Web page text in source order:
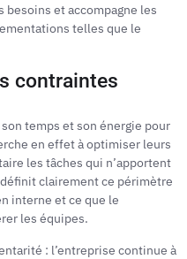
besoins et accompagne les
telles que le
contraintes
son temps et son énergie pour
en effet à optimiser leurs
les tâches qui n’apportent
clairement ce périmètre
interne et ce que le
les équipes.
: l’entreprise continue à